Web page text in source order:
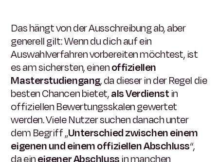
Das hängt von der Ausschreibung ab, aber
generell gilt: Wenn du dich auf ein
Auswahlverfahren vorbereiten möchtest, ist
es am sichersten, einenoffiziellen
Masterstudiengang, da dieser in der Regel die
besten Chancen bietet,als Verdienst in
offiziellen Bewertungsskalen gewertet
werden. Viele Nutzer suchen danach unter
dem Begriff „Unterschied zwischen einem
eigenen und einem offiziellen Abschluss“,